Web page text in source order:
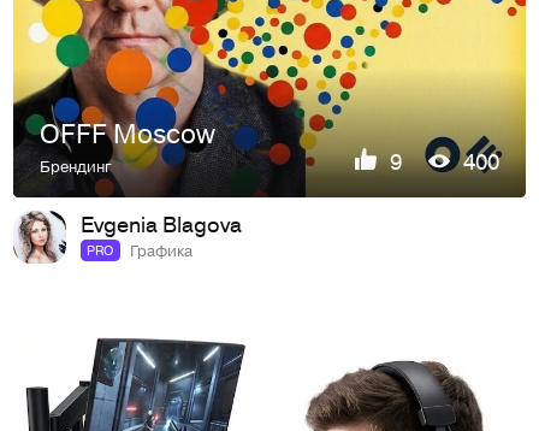
OFFF Moscow
Брендинг 9 400
Evgenia Blagova
PRO Графика